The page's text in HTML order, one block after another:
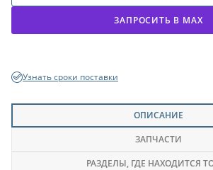
ЗАПРОСИТЬ В МАХ
Узнать сроки поставки
ОПИСАНИЕ
ЗАПЧАСТИ
РАЗДЕЛЫ, ГДЕ НАХОДИТСЯ